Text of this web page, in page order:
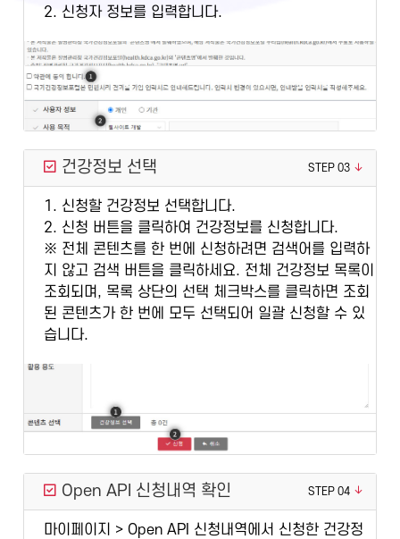
2. 신청자 정보를 입력합니다.
건강정보 선택 STEP 03
1. 신청할 건강정보 선택합니다.
2. 신청 버튼을 클릭하여 건강정보를 신청합니다.
※ 전체 콘텐츠를 한 번에 신청하려면 검색어를 입력하
지 않고 검색 버튼을 클릭하세요. 전체 건강정보 목록이
조회되며, 목록 상단의 선택 체크박스를 클릭하면 조회
된 콘텐츠가 한 번에 모두 선택되어 일괄 신청할 수 있
습니다.
Open API 신청내역 확인 STEP 04
마이페이지 > Open API 신청내역에서 신청한 건강정